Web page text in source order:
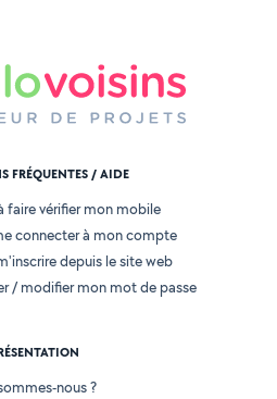
FRÉQUENTES / AIDE
faire vérifier mon mobile
connecter à mon compte
depuis le site web
/ modifier mon mot de passe
nous ?